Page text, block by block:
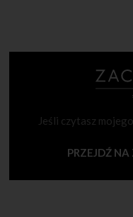
Jeśli czytasz
PRZEJDŹ